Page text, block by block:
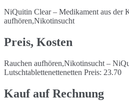
NiQuitin Clear – Medikament aus der
aufhören,Nikotinsucht
Preis, Kosten
Rauchen aufhören,Nikotinsucht –
Lutschtablettenettenetten Preis: 23.70
Kauf auf Rechnung